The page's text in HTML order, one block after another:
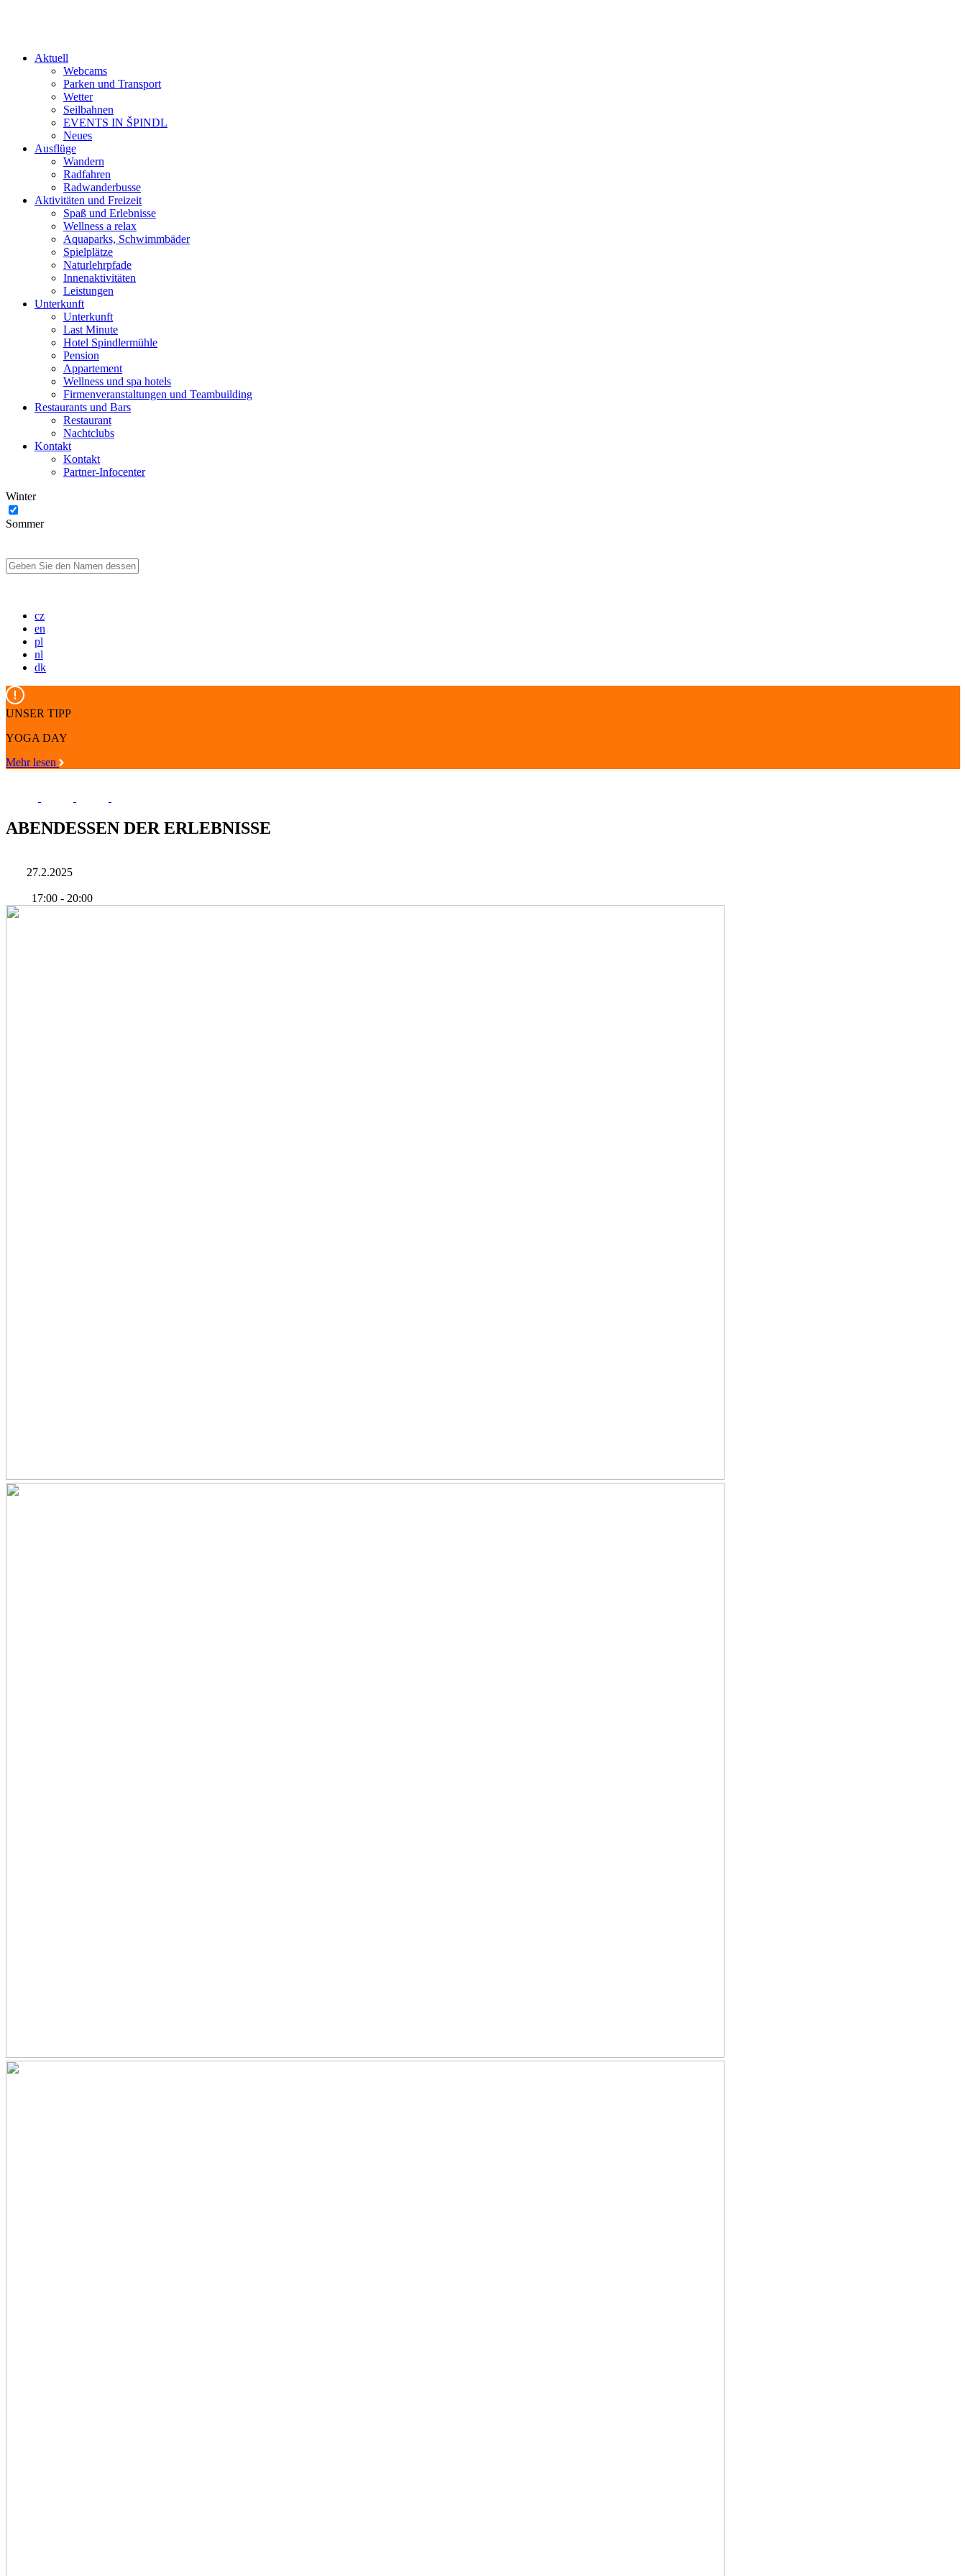
Aktuell
Webcams
Parken und Transport
Wetter
Seilbahnen
EVENTS IN ŠPINDL
Neues
Ausflüge
Wandern
Radfahren
Radwanderbusse
Aktivitäten und Freizeit
Spaß und Erlebnisse
Wellness a relax
Aquaparks, Schwimmbäder
Spielplätze
Naturlehrpfade
Innenaktivitäten
Leistungen
Unterkunft
Unterkunft
Last Minute
Hotel Spindlermühle
Pension
Appartement
Wellness und spa hotels
Firmenveranstaltungen und Teambuilding
Restaurants und Bars
Restaurant
Nachtclubs
Kontakt
Kontakt
Partner-Infocenter
Winter
Sommer
cz
en
pl
nl
dk
UNSER TIPP
YOGA DAY
Mehr lesen
ABENDESSEN DER ERLEBNISSE
27.2.2025
17:00 - 20:00